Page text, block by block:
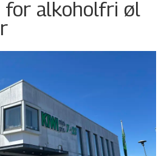
for alkoholfri øl